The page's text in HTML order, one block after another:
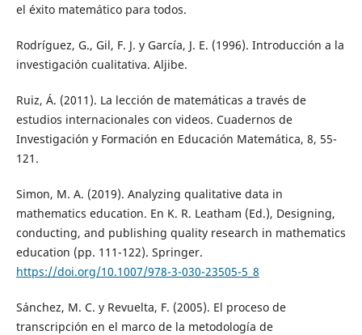
el éxito matemático para todos.
Rodríguez, G., Gil, F. J. y García, J. E. (1996). Introducción a la
investigación cualitativa. Aljibe.
Ruiz, Á. (2011). La lección de matemáticas a través de
estudios internacionales con videos. Cuadernos de
Investigación y Formación en Educación Matemática, 8, 55-
121.
Simon, M. A. (2019). Analyzing qualitative data in
mathematics education. En K. R. Leatham (Ed.), Designing,
conducting, and publishing quality research in mathematics
education (pp. 111-122). Springer.
https://doi.org/10.1007/978-3-030-23505-5_8
Sánchez, M. C. y Revuelta, F. (2005). El proceso de
transcripción en el marco de la metodología de